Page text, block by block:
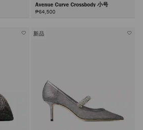
Avenue Curve Crossbody 小号
₱64,500
新品